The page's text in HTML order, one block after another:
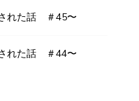
れた話 ＃45〜
れた話 ＃44〜